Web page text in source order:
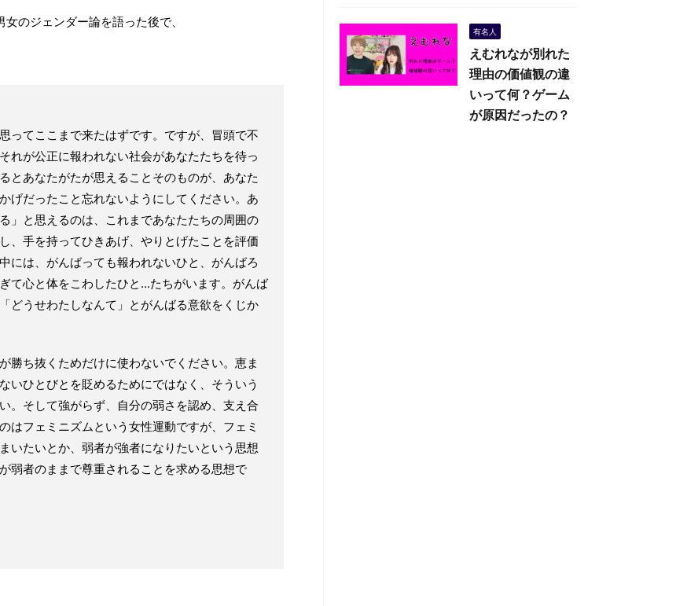
のジェンダー論を語った後で、
ってここまで来たはずです。ですが、冒頭で不
れが公正に報われない社会があなたたちを待っ
とあなたがたが思えることそのものが、あなた
げだったこと忘れないようにしてください。あ
」と思えるのは、これまであなたたちの周囲の
、手を持ってひきあげ、やりとげたことを評価
には、がんばっても報われないひと、がんばろ
て心と体をこわしたひと...たちがいます。がんば
どうせわたしなんて」とがんばる意欲をくじか
勝ち抜くためだけに使わないでください。恵ま
いひとびとを貶めるためにではなく、そういう
。そして強がらず、自分の弱さを認め、支え合
はフェミニズムという女性運動ですが、フェミ
いたいとか、弱者が強者になりたいという思想
弱者のままで尊重されることを求める思想で
有名人
えむれなが別れた
理由の価値観の違
いって何？ゲーム
が原因だったの？